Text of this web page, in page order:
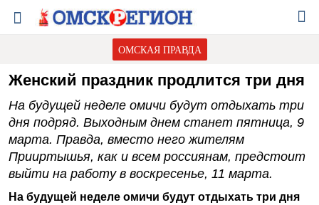
ОМСКАЯ ПРАВДА
Женский праздник продлится три дня
На будущей неделе омичи будут отдыхать три
дня подряд. Выходным днем станет пятница, 9
марта. Правда, вместо него жителям
Прииртышья, как и всем россиянам, предстоит
выйти на работу в воскресенье, 11 марта.
На будущей неделе омичи будут отдыхать три дня